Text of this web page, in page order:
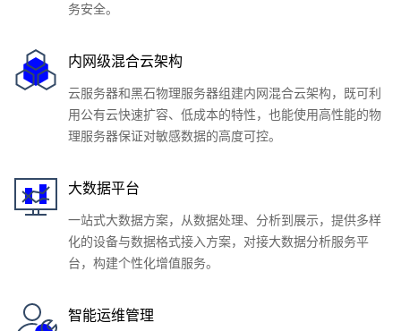
务安全。
内网级混合云架构
云服务器和黑石物理服务器组建内网混合云架构，既可利
用公有云快速扩容、低成本的特性，也能使用高性能的物
理服务器保证对敏感数据的高度可控。
大数据平台
一站式大数据方案，从数据处理、分析到展示，提供多样
化的设备与数据格式接入方案，对接大数据分析服务平
台，构建个性化增值服务。
智能运维管理